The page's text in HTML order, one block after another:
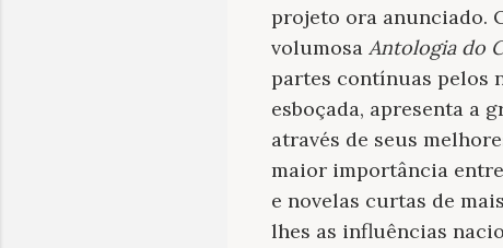
projeto ora anunciado.
volumosa Antologia do
partes contínuas pelos
esboçada, apresenta a
através de seus
maior importância
e novelas curtas de
lhes as influências